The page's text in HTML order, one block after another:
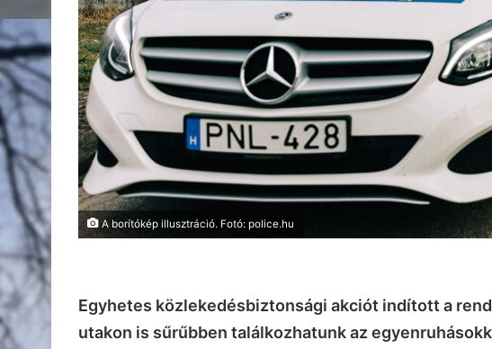
A borítókép illusztráció. Fotó: police.hu
Egyhetes közlekedésbiztonsági akciót indított a
utakon is sűrűbben találkozhatunk az